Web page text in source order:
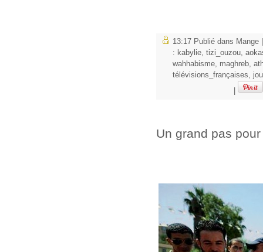
13:17 Publié dans Mange
: kabylie, tizi_ouzou,
wahhabisme, maghreb,
télévisions_françaises,
Un grand pas